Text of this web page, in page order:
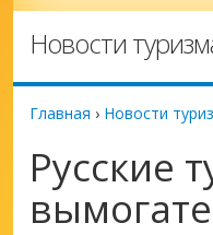
Новости
Главная › Новости
Русские